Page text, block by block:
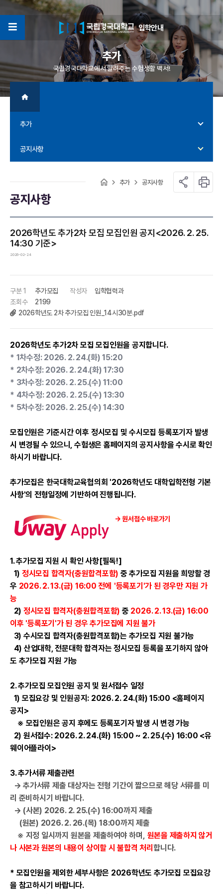
입학안내
4
추가
국립경국대학교에서 알려주는 수험생활 백서!
추가
공지사항
추가 공지사항
공지사항
2026학년도 추가2차 모집 모집인원 공지<2026. 2. 25.
14:30 기준>
2026-02-24
구분 1 추가모집 작성자
입학협력과
조회수
2199
2026학년도 2차 추가모집 인원_14시30분.pdf
2026학년도 추가2차 모집 모집인원을 공지합니다.
* 1차수정: 2026. 2. 24.(화) 15:20
* 2차수정: 2026. 2. 24.(화) 17:30
* 3차수정: 2026. 2. 25.(수) 11:00
* 4차수정: 2026. 2. 25.(수) 13:30
* 5차수정: 2026. 2. 25.(수) 14:30
모집인원은 기준시간 이후 정시모집 및 수시모집 등록포기자 발생
시 변경될 수 있으니, 수험생은 홈페이지의 공지사항을 수시로 확인
하시기 바랍니다.
추가모집은 한국대학교육협의회 '2026학년도 대학입학전형 기본
사항'의 전형일정에 기반하여 진행됩니다.
→ 원서접수 바로가기
1. 추가모집 지원 시 확인 사항[필독!]
1) 정시모집 합격자(충원합격포함) 중 추가모집 지원을 희망할 경
우 2026. 2. 13.(금) 16:00 전에 '등록포기'가 된 경우만 지원 가
능
2) 정시모집 합격자(충원합격포함) 중 2026. 2. 13.(금) 16:00
이후 '등록포기'가 된 경우 추가모집에 지원 불가
3) 수시모집 합격자(충원합격포함)는 추가모집 지원 불가능
4) 산업대학, 전문대학 합격자는 정시모집 등록을 포기하지 않아
도 추가모집 지원 가능
2. 추가모집 모집인원 공지 및 원서접수 일정
1) 모집요강 및 인원공지: 2026. 2. 24.(화) 15:00 <홈페이지
공지>
※ 모집인원은 공지 후에도 등록포기자 발생 시 변경 가능
2) 원서접수: 2026. 2. 24.(화) 15:00 ~ 2. 25.(수) 16:00 <유
웨이어플라이>
3. 추가서류 제출관련
→ 추가서류 제출 대상자는 전형 기간이 짧으므로 해당 서류를 미
리 준비하시기 바랍니다.
→ (사본) 2026. 2. 25.(수) 16:00까지 제출
(원본) 2026. 2. 26.(목) 18:00까지 제출
※ 지정 일시까지 원본을 제출하여야 하며, 원본을 제출하지 않거
나 사본과 원본의 내용이 상이할 시 불합격 처리 합니다.
* 모집인원을 제외한 세부사항은 2026학년도 추가모집 모집요강
을 참고하시기 바랍니다.